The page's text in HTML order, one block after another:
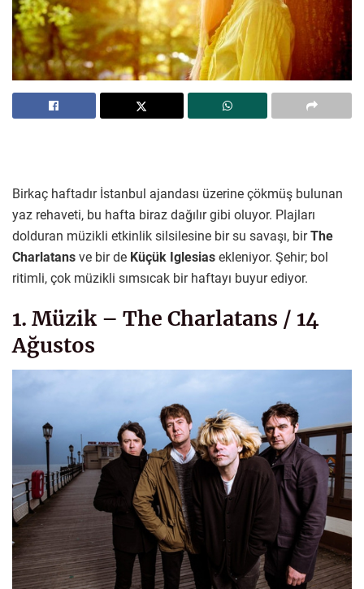
Birkaç haftadır İstanbul ajandası üzerine çökmüş bulunan
yaz rehaveti, bu hafta biraz dağılır gibi oluyor. Plajları
dolduran müzikli etkinlik silsilesine bir su savaşı, birThe
Charlatans ve bir de Küçük Iglesias ekleniyor. Şehir; bol
ritimli, çok müzikli sımsıcak bir haftayı buyur ediyor.
1. Müzik – The Charlatans / 14
Ağustos